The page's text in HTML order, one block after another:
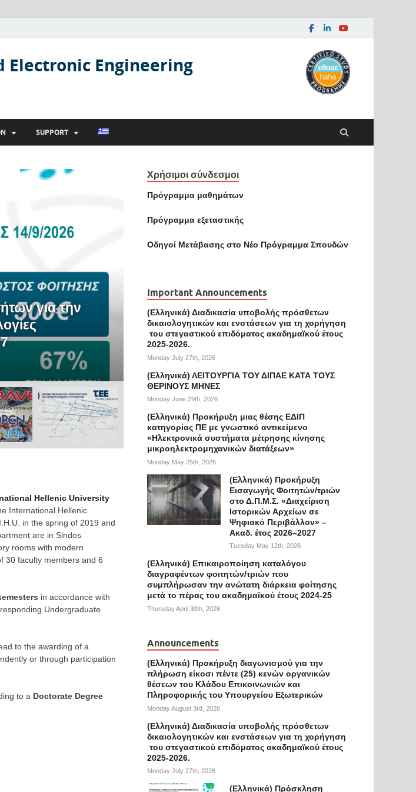
Engineering
SUPPORT
για την
ANNOUNCEMENTS /FEATURED/ IMPORTANT ANNOUNCEMENTS
(Ελληνικά) Προκήρυξη Εισαγωγής
Δ.Π.Μ.Σ. «Διαχείριση Ιστορικών Αρχείων
Περιβάλλον» – Ακαδ. έτος 2026–2027
Tuesday May 12th, 2026-
Hellenic University
International Hellenic
in the spring of 2019 and
are in Sindos
rooms with modern
30 faculty members and 6
in accordance with
Undergraduate
to the awarding of a
or through participation
to a Doctorate Degree
Χρήσιμοι σύνδεσμοι
Πρόγραμμα μαθημάτων
Πρόγραμμα εξεταστικής
Οδηγοί Mετάβασης στο Νέο Πρόγραμμα Σπουδών
Important Announcements
(Ελληνικά) Διαδικασία υποβολής πρόσθετων
δικαιολογητικών και ενστάσεων για τη χορήγηση
του στεγαστικού επιδόματος ακαδημαϊκού έτους
2025-2026.
Monday July 27th, 2026
(Ελληνικά) ΛΕΙΤΟΥΡΓΙΑ ΤΟΥ ΔΙΠΑΕ ΚΑΤΑ ΤΟΥΣ
ΘΕΡΙΝΟΥΣ ΜΗΝΕΣ
Monday June 29th, 2026
(Ελληνικά) Προκήρυξη μιας θέσης ΕΔΙΠ
κατηγορίας ΠΕ με γνωστικό αντικείμενο
«Ηλεκτρονικά συστήματα μέτρησης κίνησης
μικροηλεκτρομηχανικών διατάξεων»
Monday May 25th, 2026
(Ελληνικά) Προκήρυξη
Εισαγωγής Φοιτητών/τριών
στο Δ.Π.Μ.Σ. «Διαχείριση
Ιστορικών Αρχείων σε
Ψηφιακό Περιβάλλον» –
Ακαδ. έτος 2026–2027
Tuesday May 12th, 2026
(Ελληνικά) Επικαιροποίηση καταλόγου
διαγραφέντων φοιτητών/τριών που
συμπλήρωσαν την ανώτατη διάρκεια φοίτησης
μετά το πέρας του ακαδημαϊκού έτους 2024-25
Thursday April 30th, 2026
Announcements
(Ελληνικά) Προκήρυξη διαγωνισμού για την
πλήρωση είκοσι πέντε (25) κενών οργανικών
θέσεων του Κλάδου Επικοινωνιών και
Πληροφορικής του Υπουργείου Εξωτερικών
Monday August 3rd, 2026
(Ελληνικά) Διαδικασία υποβολής πρόσθετων
δικαιολογητικών και ενστάσεων για τη χορήγηση
του στεγαστικού επιδόματος ακαδημαϊκού έτους
2025-2026.
Monday July 27th, 2026
(Ελληνικά) Πρόσκληση